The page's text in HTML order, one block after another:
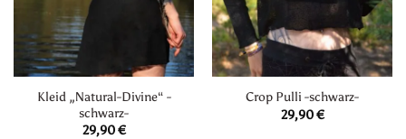
Kleid „Natural-Divine“ -
schwarz-
29,90€
Crop Pulli -schwarz-
29,90€